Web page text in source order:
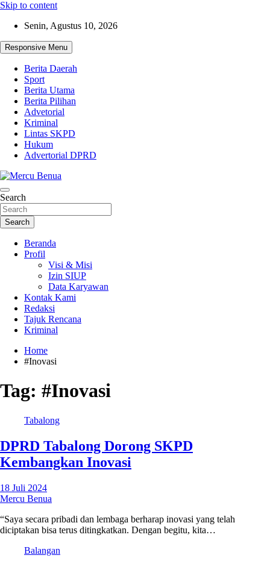
Skip to content
Senin, Agustus 10, 2026
Responsive Menu
Berita Daerah
Sport
Berita Utama
Berita Pilihan
Advetorial
Kriminal
Lintas SKPD
Hukum
Advertorial DPRD
Mercu Benua
Suara Masyarakat Bawah
Search
Search
Beranda
Profil
Visi & Misi
Izin SIUP
Data Karyawan
Kontak Kami
Redaksi
Tajuk Rencana
Kriminal
Home
#Inovasi
Tag: #Inovasi
Tabalong
DPRD Tabalong Dorong SKPD
Kembangkan Inovasi
18 Juli 2024
Mercu Benua
“Saya secara pribadi dan lembaga berharap inovasi yang telah
diciptakan bisa terus ditingkatkan. Dengan begitu, kita…
Balangan